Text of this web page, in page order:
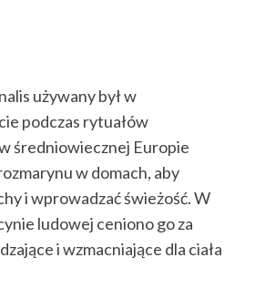
używany był w
podczas rytuałów
średniowiecznej Europie
w domach, aby
i wprowadzać świeżość. W
ludowej ceniono go za
i wzmacniające dla ciała